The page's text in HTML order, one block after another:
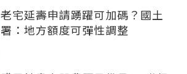
老宅延壽申請踴躍可加碼？國土
署：地方額度可彈性調整